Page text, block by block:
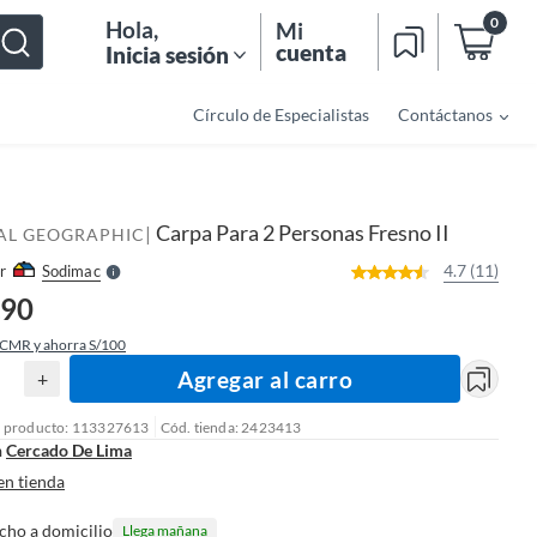
Hola,
Inicia sesión
Mi
cuenta
0
Círculo de Especialistas Contáctanos
GEOGRAPHIC | Carpa Para 2 Personas Fresno II
SodimacS
l
4.7 (11)
y ahorra S/100
+ Agregar al carro
producto: 113327613 Cód. tienda: 2423413
Cercado De Lima
tienda
a domicilio Llega mañana